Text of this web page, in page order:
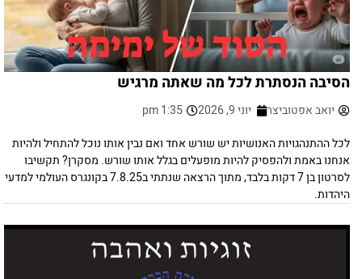
הסיבה הנסתרת לכל מה שאתה מרגיש
יואב אפטוביצר יוני 9, 2026
1:35 pm
לכל ההתנהגויות האנושיות יש שורש אחד ואם נבין אותו נוכל להתחיל ולהיות
אנחנו באמת ולהפסיק להיות מופעלים בגלל אותו שורש. מסקרן? תקשיבו
לסרטון בן 7 דקות בלבד, מתוך הרצאה שנתתי ב7.8.25 בקונגרס העולמי למדעי
היהדות.